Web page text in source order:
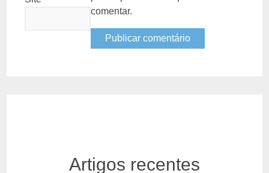
comentar.
Artigos recentes